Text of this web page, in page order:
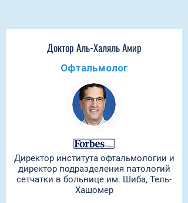
Доктор Аль-Халяль Амир
Офтальмолог
Директор института офтальмологии и
директор подразделения патологий
сетчатки в больнице им. Шиба, Тель-
Хашомер